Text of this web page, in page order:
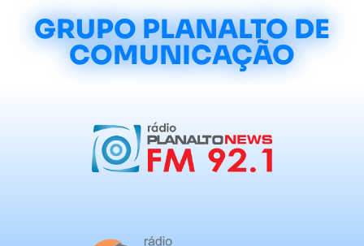
GRUPO PLANALTO DE
COMUNICAÇÃO